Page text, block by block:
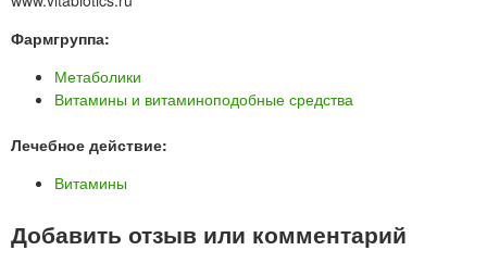
Фармгруппа:
Метаболики
Витамины и витаминоподобные средства
Лечебное действие:
Витамины
Добавить отзыв или комментарий